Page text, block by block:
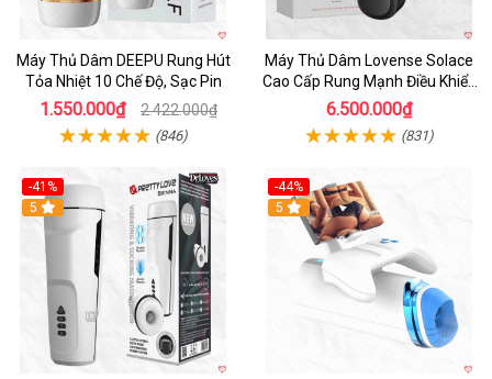
Máy Thủ Dâm DEEPU Rung Hút
Tỏa Nhiệt 10 Chế Độ, Sạc Pin
1.550.000₫ 2.422.000₫
(846)
Máy Thủ Dâm Lovense Solace
Cao Cấp Rung Mạnh Điều Khiển
App
6.500.000₫
(831)
-41%
Hot
5
-44%
Hot
5